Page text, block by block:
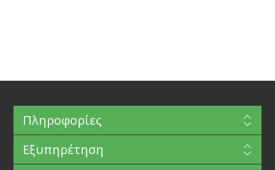
Πληροφορίες
Εξυπηρέτηση